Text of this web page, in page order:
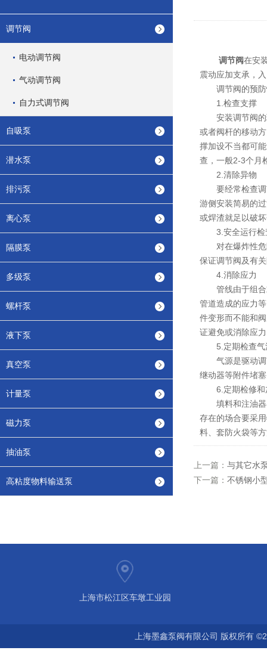
调节阀
电动调节阀
气动调节阀
自力式调节阀
自吸泵
潜水泵
排污泵
离心泵
隔膜泵
多级泵
螺杆泵
液下泵
真空泵
计量泵
磁力泵
抽油泵
高粘度物料输送泵
调节阀在安
震动应加支承，
调节阀的预防
1.检查支撑
安装调节阀的
或者阀杆的移动
撑加设不当都可
查，一般2-3个月
2.清除异物
要经常检查调
游侧安装简易的
或焊渣就足以破
3.安全运行检
对在爆炸性危
保证调节阀及有
4.消除应力
管线由于组合
管道造成的应力
件变形而不能和
证避免或消除应
5.定期检查气
气源是驱动调
继动器等附件堵
6.定期检修和
填料和注油器
存在的场合要采
料、套防火袋等
上一篇： 与其它水
下一篇： 不锈钢小
上海市松江区车墩工业园
上海墨鑫泵阀有限公司 版权所有